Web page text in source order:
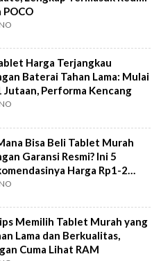
POCO
Harga Terjangkau
Baterai Tahan Lama: Mulai
Jutaan, Performa Kencang
Bisa Beli Tablet Murah
Garansi Resmi? Ini 5
Harga Rp1-2
Memilih Tablet Murah yang
Lama dan Berkualitas,
Cuma Lihat RAM